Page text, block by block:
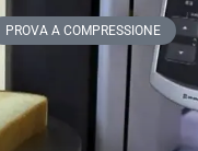
PROVA A COMPRESSIONE